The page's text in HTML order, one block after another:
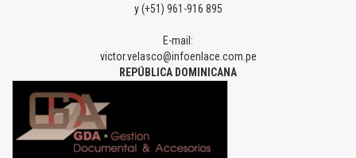
y (+51) 961-916 895
E-mail:
victor.velasco@infoenlace.com.pe
REPÚBLICA DOMINICANA